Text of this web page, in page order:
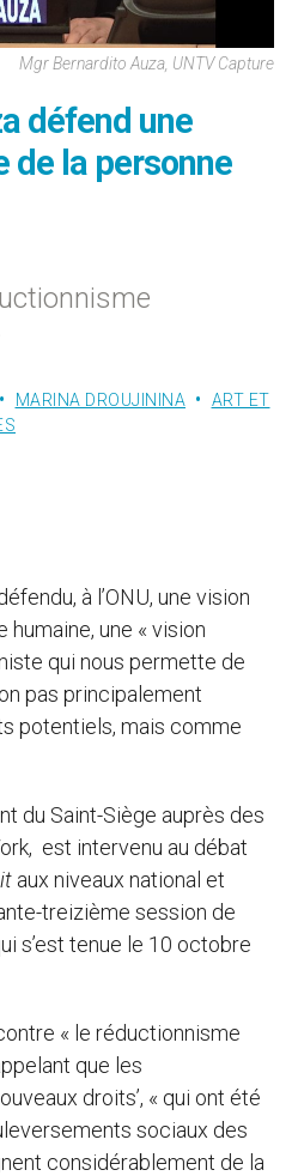
Mgr Bernardito Auza, UNTV Capture
défend une
de la personne
MARINA DROUJININA
ART ET
à l’ONU, une vision
une « vision
qui nous permette de
pas principalement
potentiels, mais comme
du Saint-Siège auprès des
est intervenu au débat
aux niveaux national et
treizième session de
s’est tenue le 10 octobre
« le réductionnisme
que les
droits’, « qui ont été
sociaux des
considérablement de la